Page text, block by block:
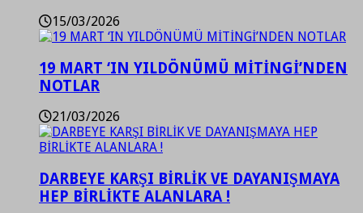
15/03/2026
19 MART ‘IN YILDÖNÜMÜ MİTİNGİ’NDEN
NOTLAR
21/03/2026
DARBEYE KARŞI BİRLİK VE DAYANIŞMAYA
HEP BİRLİKTE ALANLARA !